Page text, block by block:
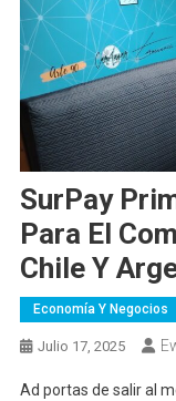
SurPay
Para El
Chile Y
Economía Y Negocios
Julio 17, 2025
Ad portas de salir al